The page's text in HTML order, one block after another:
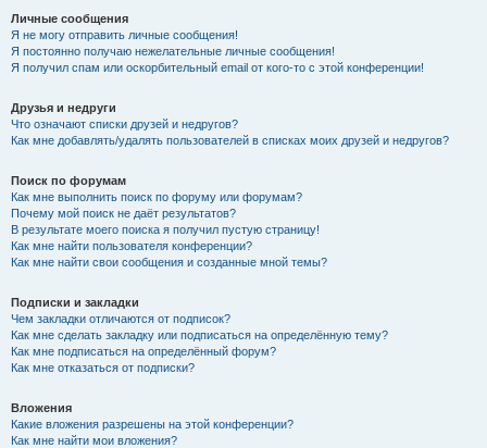
Личные сообщения
Я не могу отправить личные сообщения!
Я постоянно получаю нежелательные личные сообщения!
Я получил спам или оскорбительный email от кого-то с этой конференции!
Друзья и недруги
Что означают списки друзей и недругов?
Как мне добавлять/удалять пользователей в списках моих друзей и недругов?
Поиск по форумам
Как мне выполнить поиск по форуму или форумам?
Почему мой поиск не даёт результатов?
В результате моего поиска я получил пустую страницу!
Как мне найти пользователя конференции?
Как мне найти свои сообщения и созданные мной темы?
Подписки и закладки
Чем закладки отличаются от подписок?
Как мне сделать закладку или подписаться на определённую тему?
Как мне подписаться на определённый форум?
Как мне отказаться от подписки?
Вложения
Какие вложения разрешены на этой конференции?
Как мне найти мои вложения?